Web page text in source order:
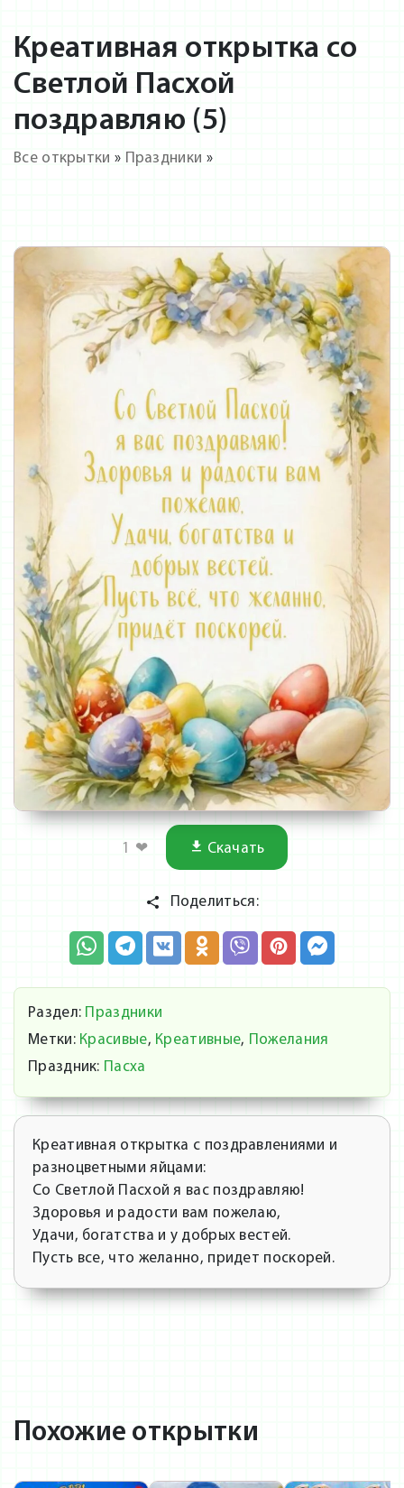
Креативная открытка со
Светлой Пасхой
поздравляю (5)
Все открытки » Праздники »
1 ❤ Скачать
Поделиться:
Раздел: Праздники
Метки: Красивые, Креативные, Пожелания
Праздник: Пасха
Креативная открытка с поздравлениями и
разноцветными яйцами:
Со Светлой Пасхой я вас поздравляю!
Здоровья и радости вам пожелаю,
Удачи, богатства и у добрых вестей.
Пусть все, что желанно, придет поскорей.
Похожие открытки